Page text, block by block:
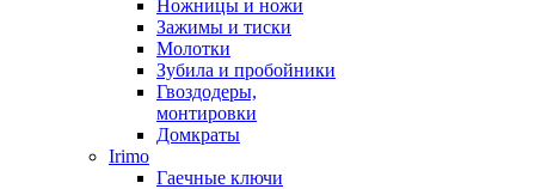
Ножницы и ножи
Зажимы и тиски
Молотки
Зубила и пробойники
Гвоздодеры,
монтировки
Домкраты
Irimo
Гаечные ключи